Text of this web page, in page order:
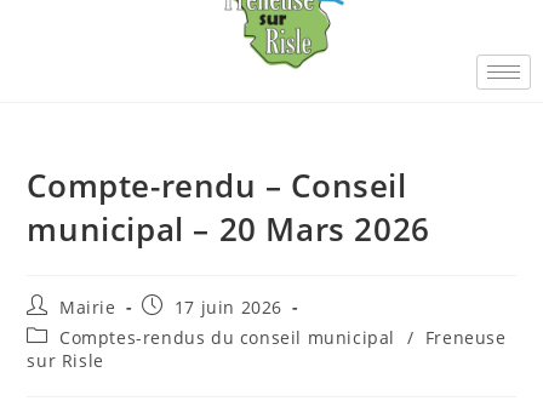
Compte-rendu – Conseil
municipal – 20 Mars 2026
Mairie
17 juin 2026
Comptes-rendus du conseil municipal
/ Freneuse
sur Risle